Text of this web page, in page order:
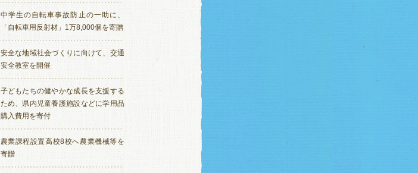
中学生の自転車事故防止の一助に、
「自転車用反射材」1万8,000個を寄贈
安全な地域社会づくりに向けて、交通
安全教室を開催
子どもたちの健やかな成長を支援する
ため、県内児童養護施設などに学用品
購入費用を寄付
農業課程設置高校8校へ農業機械等を
寄贈